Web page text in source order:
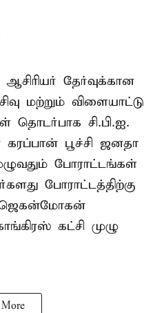
தேர்வுக்கான
மற்றும் விளையாட்டு
தொடர்பாக சி.பி.ஐ.
பூச்சி ஜனதா
போராட்டங்கள்
போராட்டத்திற்கு
ஜெகன்மோகன்
கட்சி முழு